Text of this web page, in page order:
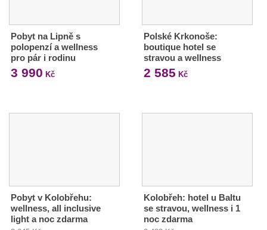
Pobyt na Lipně s
polopenzí a wellness
pro pár i rodinu
3 990 Kč
Polské Krkonoše:
boutique hotel se
stravou a wellness
2 585 Kč
Pobyt v Kolobřehu:
wellness, all inclusive
light a noc zdarma
Kolobřeh: hotel u Baltu
se stravou, wellness i 1
noc zdarma